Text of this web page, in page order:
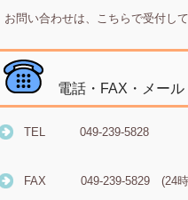
お問い合わせは、こちらで受付して
電話・FAX・メール
TEL 049-239-5828
FAX 049-239-5829 (24時